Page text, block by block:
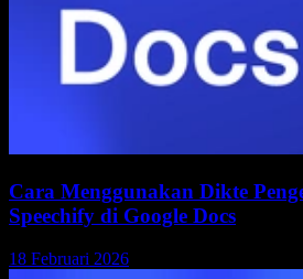
Cara Menggunakan Dikte
Speechify di Google Docs
18 Februari 2026